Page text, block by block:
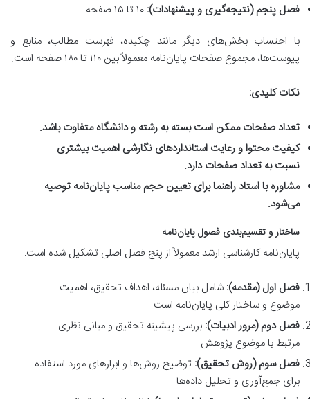
فصل پنجم (نتیجه‌گیری و پیشنهادات):
با احتساب بخش‌های دیگر مانند چکیده، فهرست مطالب، منابع و
پیوست‌ها، مجموع صفحات پایان‌نامه معمولاً بین ۱۱۰ تا ۱۸۰ صفحه است.
نکات کلیدی:
تعداد صفحات ممکن است بسته به رشته و دانشگاه متفاوت باشد.
کیفیت محتوا و رعایت استانداردهای نگارشی اهمیت بیشتری
نسبت به تعداد صفحات دارد.
مشاوره با استاد راهنما برای تعیین حجم مناسب پایان‌نامه توصیه
می‌شود.
ساختار و تقسیم‌بندی فصول پایان‌نامه
پایان‌نامه کارشناسی ارشد معمولاً از پنج فصل اصلی تشکیل شده است:
فصل اول (مقدمه): شامل بیان مسئله، اهداف تحقیق، اهمیت
موضوع و ساختار کلی پایان‌نامه است.
فصل دوم (مرور ادبیات): بررسی پیشینه تحقیق و مبانی نظری
مرتبط با موضوع پژوهش.
فصل سوم (روش تحقیق): توضیح روش‌ها و ابزارهای مورد استفاده
برای جمع‌آوری و تحلیل داده‌ها.